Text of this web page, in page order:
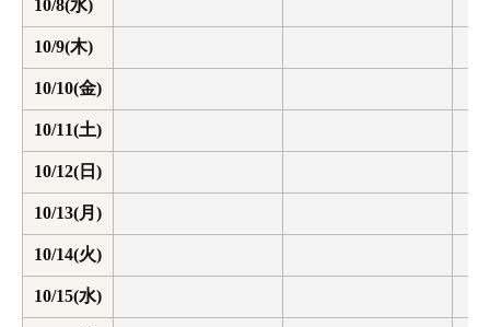
10/8(水)
10/9(木)
10/10(金)
10/11(土)
10/12(日)
10/13(月)
10/14(火)
10/15(水)